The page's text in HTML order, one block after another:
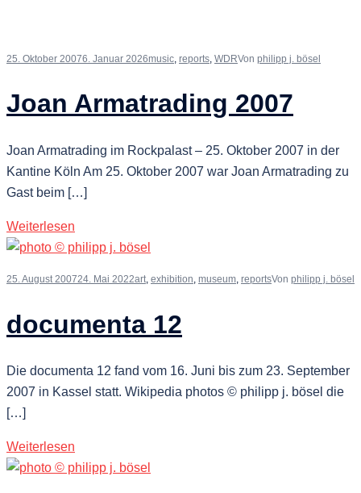
25. Oktober 20076. Januar 2026music, reports, WDRVon philipp j. bösel
Joan Armatrading 2007
Joan Armatrading im Rockpalast – 25. Oktober 2007 in der
Kantine Köln Am 25. Oktober 2007 war Joan Armatrading zu
Gast beim […]
Weiterlesen
25. August 200724. Mai 2022art, exhibition, museum, reportsVon philipp j. bösel
documenta 12
Die documenta 12 fand vom 16. Juni bis zum 23. September
2007 in Kassel statt. Wikipedia photos © philipp j. bösel die
[…]
Weiterlesen